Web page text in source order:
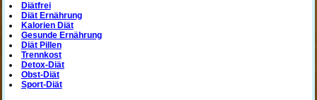
Diätfrei
Diät Ernährung
Kalorien Diät
Gesunde Ernährung
Diät Pillen
Trennkost
Detox-Diät
Obst-Diät
Sport-Diät